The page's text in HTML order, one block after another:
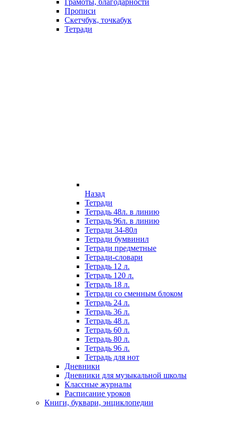
Грамоты, благодарности
Прописи
Скетчбук, точкабук
Тетради
Назад
Тетради
Тетрадь 48л. в линию
Тетрадь 96л. в линию
Тетради 34-80л
Тетради бумвинил
Тетради предметные
Тетради-словари
Тетрадь 12 л.
Тетрадь 120 л.
Тетрадь 18 л.
Тетради со сменным блоком
Тетрадь 24 л.
Тетрадь 36 л.
Тетрадь 48 л.
Тетрадь 60 л.
Тетрадь 80 л.
Тетрадь 96 л.
Тетрадь для нот
Дневники
Дневники для музыкальной школы
Классные журналы
Расписание уроков
Книги, буквари, энциклопедии